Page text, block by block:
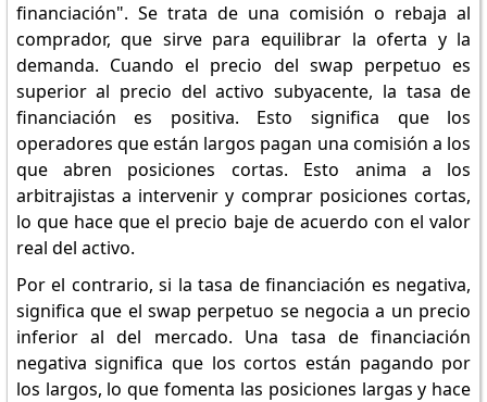
financiación". Se trata de una comisión o rebaja al
comprador, que sirve para equilibrar la oferta y la
demanda. Cuando el precio del swap perpetuo es
superior al precio del activo subyacente, la tasa de
financiación es positiva. Esto significa que los
operadores que están largos pagan una comisión a los
que abren posiciones cortas. Esto anima a los
arbitrajistas a intervenir y comprar posiciones cortas,
lo que hace que el precio baje de acuerdo con el valor
real del activo.
Por el contrario, si la tasa de financiación es negativa,
significa que el swap perpetuo se negocia a un precio
inferior al del mercado. Una tasa de financiación
negativa significa que los cortos están pagando por
los largos, lo que fomenta las posiciones largas y hace